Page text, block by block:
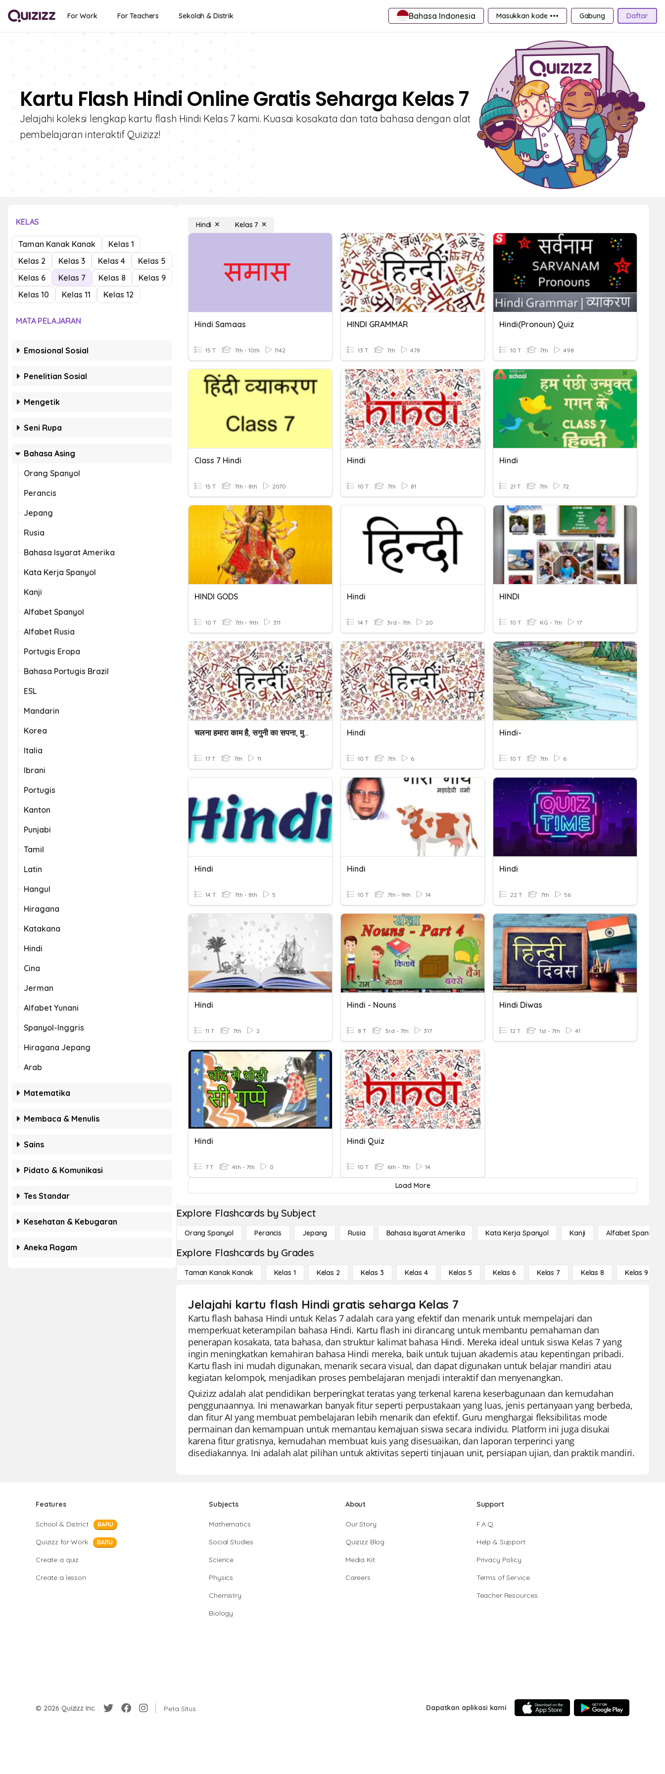
For Work For Teachers Sekolah & Distrik Bahasa Indonesia Masukkan kode ••• Gabung Daftar
Kartu Flash Hindi Online Gratis Seharga Kelas 7
Jelajahi koleksi lengkap kartu flash Hindi Kelas 7 kami. Kuasai kosakata dan tata bahasa dengan alat
pembelajaran interaktif Quizizz!
KELAS
Taman Kanak Kanak
Kelas 1
Kelas 2
Kelas 3 Kelas 4
Kelas 5
Kelas 6
Kelas 7 Kelas 8
Kelas 9
Kelas 10
Kelas 11 Kelas 12
MATA PELAJARAN
Emosional Sosial
Penelitian Sosial
Mengetik
Seni Rupa
Bahasa Asing
Orang Spanyol
Perancis
Jepang
Rusia
Bahasa Isyarat Amerika
Kata Kerja Spanyol
Kanji
Alfabet Spanyol
Alfabet Rusia
Portugis Eropa
Bahasa Portugis Brazil
ESL
Mandarin
Korea
Italia
Ibrani
Portugis
Kanton
Punjabi
Tamil
Latin
Hangul
Hiragana
Katakana
Hindi
Cina
Jerman
Alfabet Yunani
Spanyol-Inggris
Hiragana Jepang
Arab
Matematika
Membaca & Menulis
Sains
Pidato & Komunikasi
Tes Standar
Kesehatan & Kebugaran
Aneka Ragam
Hindi Kelas 7
Hindi Samaas
15 T 7th - 10th 1142
HINDI GRAMMAR
13 T 7th 478
Hindi(pronoun) Quiz
10 T 7th 498
Class 7 Hindi
15 T 7th - 8th 2070
Hindi
10 T 7th 81
Hindi
21 T 7th 72
HINDI GODS
10 T 7th - 9th 311
Hindi
14 T 3rd - 7th 20
HINDI
10 T KG - 7th 17
चलना हमारा काम है, सगुनी का सपना, मुक्ति की आकांक्षा
17 T 7th 11
Hindi
10 T 7th 6
Hindi-
10 T 7th 6
Hindi
14 T 7th - 8th 5
Hindi
10 T 7th - 9th 14
Hindi
22 T 7th 56
Hindi
11 T 7th 2
Hindi - Nouns
8 T 3rd - 7th 317
Hindi Diwas
12 T 1st - 7th 41
Hindi
7 T 4th - 7th 0
Hindi Quiz
10 T 6th - 7th 14
Load More
Explore Flashcards by Subject
Orang Spanyol Perancis Jepang Rusia Bahasa Isyarat Amerika Kata Kerja Spanyol Kanji Alfabet Spanyol
Explore Flashcards by Grades
Taman Kanak Kanak Kelas 1 Kelas 2 Kelas 3 Kelas 4 Kelas 5 Kelas 6 Kelas 7 Kelas 8 Kelas 9
Jelajahi kartu flash Hindi gratis seharga Kelas 7
Kartu flash bahasa Hindi untuk Kelas 7 adalah cara yang efektif dan menarik untuk mempelajari dan
memperkuat keterampilan bahasa Hindi. Kartu flash ini dirancang untuk membantu pemahaman dan
penerapan kosakata, tata bahasa, dan struktur kalimat bahasa Hindi. Mereka ideal untuk siswa Kelas 7 yang
ingin meningkatkan kemahiran bahasa Hindi mereka, baik untuk tujuan akademis atau kepentingan pribadi.
Kartu flash ini mudah digunakan, menarik secara visual, dan dapat digunakan untuk belajar mandiri atau
kegiatan kelompok, menjadikan proses pembelajaran menjadi interaktif dan menyenangkan.
Quizizz adalah alat pendidikan berperingkat teratas yang terkenal karena keserbagunaan dan kemudahan
penggunaannya. Ini menawarkan banyak fitur seperti perpustakaan yang luas, jenis pertanyaan yang berbeda,
dan fitur AI yang membuat pembelajaran lebih menarik dan efektif. Guru menghargai fleksibilitas mode
permainan dan kemampuan untuk memantau kemajuan siswa secara individu. Platform ini juga disukai
karena fitur gratisnya, kemudahan membuat kuis yang disesuaikan, dan laporan terperinci yang
disediakannya. Ini adalah alat pilihan untuk aktivitas seperti tinjauan unit, persiapan ujian, dan praktik mandiri.
Features
School & District BARU
Quizizz for Work BARU
Create a quiz
Create a lesson
Subjects
Mathematics
Social Studies
Science
Physics
Chemistry
Biology
About
Our Story
Quizizz Blog
Media Kit
Careers
Support
F.A.Q.
Help & Support
Privacy Policy
Terms of Service
Teacher Resources
© 2026 Quizizz Inc. Peta Situs Dapatkan aplikasi kami